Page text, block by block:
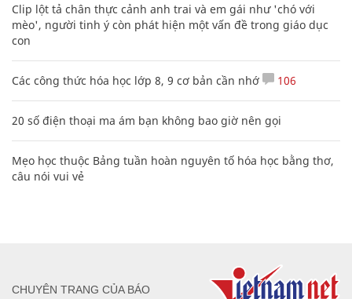
Clip lột tả chân thực cảnh anh trai và em gái như 'chó với
mèo', người tinh ý còn phát hiện một vấn đề trong giáo dục
con
Các công thức hóa học lớp 8, 9 cơ bản cần nhớ 106
20 số điện thoại ma ám bạn không bao giờ nên gọi
Mẹo học thuộc Bảng tuần hoàn nguyên tố hóa học bằng thơ,
câu nói vui vẻ
CHUYÊN TRANG CỦA BÁO